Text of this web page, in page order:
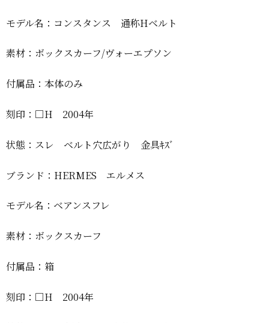
モデル名：コンスタンス 通称Hベルト
素材：ボックスカーフ/ヴォーエプソン
付属品：本体のみ
刻印：□H 2004年
状態：スレ ベルト穴広がり 金具ｷｽﾞ
ブランド：HERMES エルメス
モデル名：ベアンスフレ
素材：ボックスカーフ
付属品：箱
刻印：□H 2004年